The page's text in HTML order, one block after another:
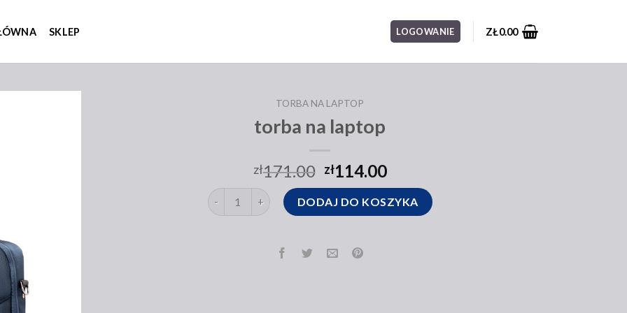
SKLEP LOGOWANIE ZŁ0.00
TORBA NA LAPTOP
torba na laptop
zł171.00 zł114.00
ilość torba na laptopDODAJ DO KOSZYKA